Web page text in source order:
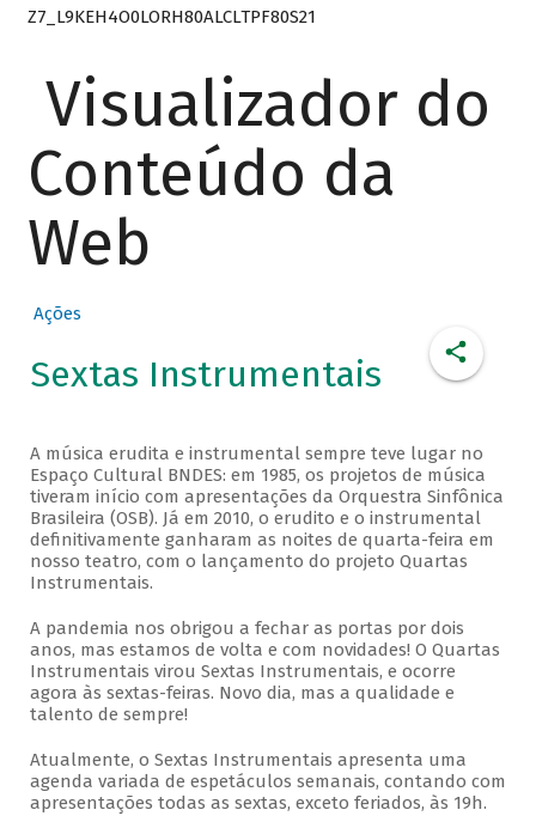
Z7_L9KEH4O0LORH80ALCLTPF80S21
Visualizador do
Conteúdo da
Web
Ações
Sextas Instrumentais
A música erudita e instrumental sempre teve lugar no
Espaço Cultural BNDES: em 1985, os projetos de música
tiveram início com apresentações da Orquestra Sinfônica
Brasileira (OSB). Já em 2010, o erudito e o instrumental
definitivamente ganharam as noites de quarta-feira em
nosso teatro, com o lançamento do projeto Quartas
Instrumentais.
A pandemia nos obrigou a fechar as portas por dois
anos, mas estamos de volta e com novidades! O Quartas
Instrumentais virou Sextas Instrumentais, e ocorre
agora às sextas-feiras. Novo dia, mas a qualidade e
talento de sempre!
Atualmente, o Sextas Instrumentais apresenta uma
agenda variada de espetáculos semanais, contando com
apresentações todas as sextas, exceto feriados, às 19h.